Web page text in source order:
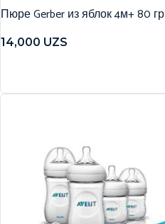
Пюре Gerber из яблок 4м+ 80 гр
14,000 UZS